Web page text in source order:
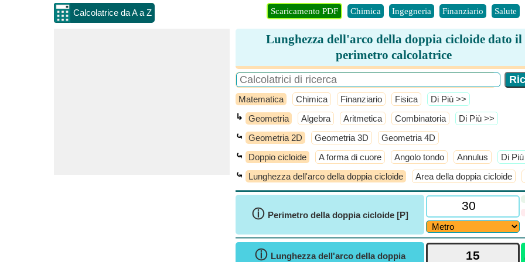
Calcolatrice da A a Z Scaricamento PDF Chimica Ingegneria Finanziario Salute
Lunghezza dell'arco della doppia cicloide dato il
perimetro calcolatrice
Matematica Chimica Finanziario Fisica ​Di Più >>
↳ Geometria Algebra Aritmetica Combinatoria ​Di Più >>
⤿ Geometria 2D Geometria 3D Geometria 4D
⤿ Doppio cicloide A forma di cuore Angolo tondo Annulus ​Di
⤿ Lunghezza dell'arco della doppia cicloide Area della doppia cicloide
ⓘ Perimetro della doppia cicloide [P]
ⓘ Lunghezza dell'arco della doppia